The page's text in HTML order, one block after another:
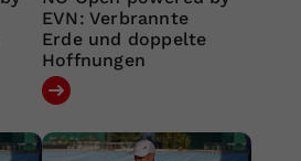
EVN: Verbrannte
Erde und doppelte
Hoffnungen